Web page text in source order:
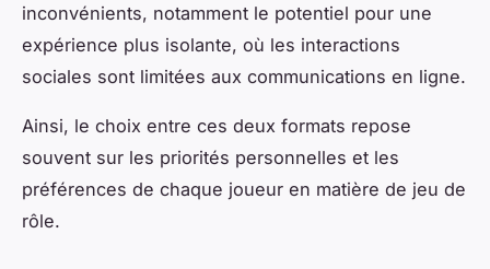
inconvénients, notamment le potentiel pour une
expérience plus isolante, où les interactions
sociales sont limitées aux communications en ligne.
Ainsi, le choix entre ces deux formats repose
souvent sur les priorités personnelles et les
préférences de chaque joueur en matière de jeu de
rôle.